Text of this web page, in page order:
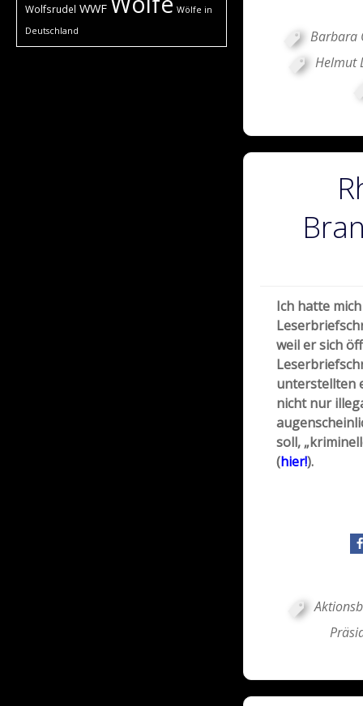
Wolfsrudel WWF
Wölfe in
Deutschland
Barbara
Helmut
Ich hatte
weil er sich
unterstellten
nicht nur
soll,
(hier!).